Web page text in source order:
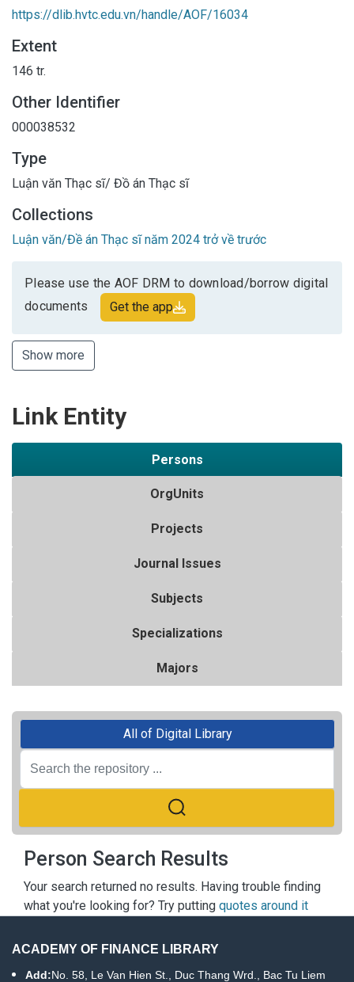
https://dlib.hvtc.edu.vn/handle/AOF/16034
Extent
146 tr.
Other Identifier
000038532
Type
Luận văn Thạc sĩ/ Đồ án Thạc sĩ
Collections
Luận văn/Đề án Thạc sĩ năm 2024 trở về trước
Please use the AOF DRM to download/borrow digital
documents
Get the app
Show more
Link Entity
Persons
OrgUnits
Projects
Journal Issues
Subjects
Specializations
Majors
All of Digital Library
Person Search Results
Your search returned no results. Having trouble finding
what you're looking for? Try putting quotes around it
ACADEMY OF FINANCE LIBRARY
Add:No. 58, Le Van Hien St., Duc Thang Wrd., Bac Tu Liem